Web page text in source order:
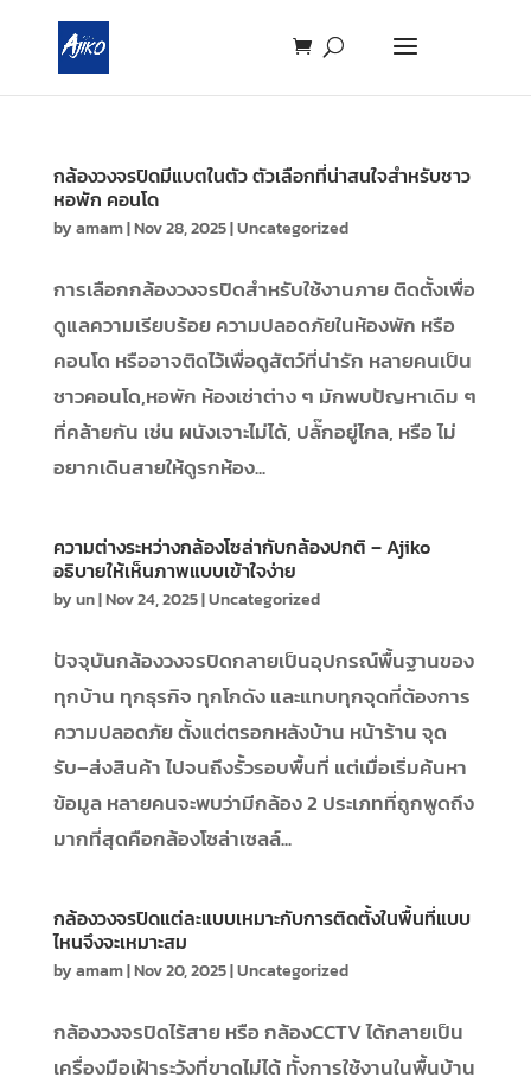
กล้องวงจรปิดมีแบตในตัว ตัวเลือกที่น่าสนใจสำหรับชาว
หอพัก คอนโด
byamam|Nov 28, 2025|Uncategorized
การเลือกกล้องวงจรปิดสำหรับใช้งานภาย ติดตั้งเพื่อ
ดูแลความเรียบร้อย ความปลอดภัยในห้องพัก หรือ
คอนโด หรืออาจติดไว้เพื่อดูสัตว์ที่น่ารัก หลายคนเป็น
ชาวคอนโด,หอพัก ห้องเช่าต่าง ๆ มักพบปัญหาเดิม ๆ
ที่คล้ายกัน เช่น ผนังเจาะไม่ได้, ปลั๊กอยู่ไกล, หรือ ไม่
อยากเดินสายให้ดูรกห้อง...
ความต่างระหว่างกล้องโซล่ากับกล้องปกติ – Ajiko
อธิบายให้เห็นภาพแบบเข้าใจง่าย
byun|Nov 24, 2025|Uncategorized
ปัจจุบันกล้องวงจรปิดกลายเป็นอุปกรณ์พื้นฐานของ
ทุกบ้าน ทุกธุรกิจ ทุกโกดัง และแทบทุกจุดที่ต้องการ
ความปลอดภัย ตั้งแต่ตรอกหลังบ้าน หน้าร้าน จุด
รับ–ส่งสินค้า ไปจนถึงรั้วรอบพื้นที่ แต่เมื่อเริ่มค้นหา
ข้อมูล หลายคนจะพบว่ามีกล้อง 2 ประเภทที่ถูกพูดถึง
มากที่สุดคือกล้องโซล่าเซลล์...
กล้องวงจรปิดแต่ละแบบเหมาะกับการติดตั้งในพื้นที่แบบ
ไหนจึงจะเหมาะสม
byamam|Nov 20, 2025|Uncategorized
กล้องวงจรปิดไร้สาย หรือ กล้องCCTV ได้กลายเป็น
เครื่องมือเฝ้าระวังที่ขาดไม่ได้ ทั้งการใช้งานในพื้นบ้าน